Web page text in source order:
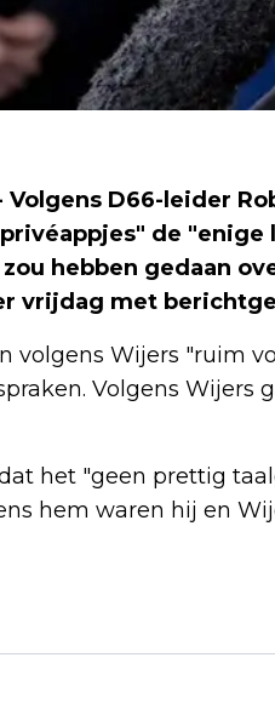
- Volgens D66-leider
de "enige
hebben gedaan
vrijdag met
volgens Wijers "ruim
Volgens Wijers
het "geen prettig
hem waren hij en
EUROPEES DOUANE-
BINNENHALEN